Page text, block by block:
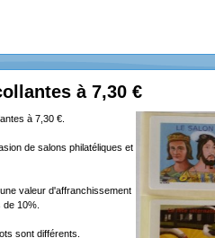
à 7,30 €
à 7,30 €.
de salons philatéliques et
valeur d'affranchissement
10%.
sont différents.